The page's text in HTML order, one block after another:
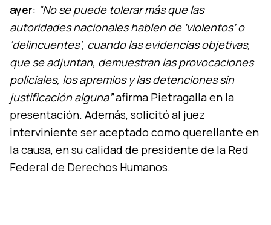
ayer: “No se puede tolerar más que las
autoridades nacionales hablen de ‘violentos’ o
‘delincuentes’, cuando las evidencias objetivas,
que se adjuntan, demuestran las provocaciones
policiales, los apremios y las detenciones sin
justificación alguna”afirma Pietragalla en la
presentación. Además, solicitó al juez
interviniente ser aceptado como querellante en
la causa, en su calidad de presidente de la Red
Federal de Derechos Humanos.